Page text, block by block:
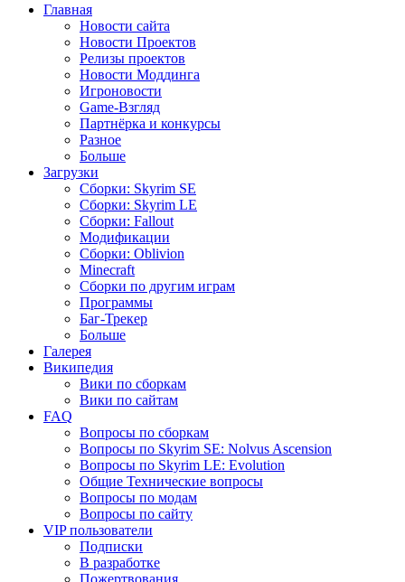
Главная
Новости сайта
Новости Проектов
Релизы проектов
Новости Моддинга
Игроновости
Game-Взгляд
Партнёрка и конкурсы
Разное
Больше
Загрузки
Сборки: Skyrim SE
Сборки: Skyrim LE
Сборки: Fallout
Модификации
Сборки: Oblivion
Minecraft
Сборки по другим играм
Программы
Баг-Трекер
Больше
Галерея
Википедия
Вики по сборкам
Вики по сайтам
FAQ
Вопросы по сборкам
Вопросы по Skyrim SE: Nolvus Ascension
Вопросы по Skyrim LE: Evolution
Общие Технические вопросы
Вопросы по модам
Вопросы по сайту
VIP пользователи
Подписки
В разработке
Пожертвования